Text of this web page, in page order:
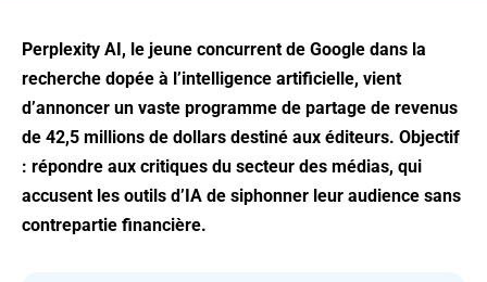
Perplexity AI, le jeune concurrent de Google dans la
recherche dopée à l’intelligence artificielle, vient
d’annoncer un vaste programme de partage de revenus
de 42,5 millions de dollars destiné aux éditeurs. Objectif
: répondre aux critiques du secteur des médias, qui
accusent les outils d’IA de siphonner leur audience sans
contrepartie financière.